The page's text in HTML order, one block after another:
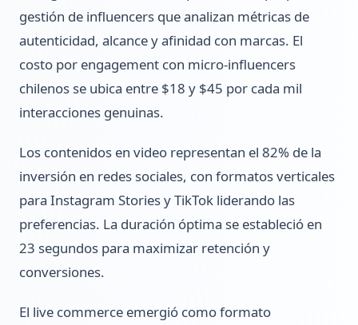
gestión de influencers que analizan métricas de
autenticidad, alcance y afinidad con marcas. El
costo por engagement con micro-influencers
chilenos se ubica entre $18 y $45 por cada mil
interacciones genuinas.
Los contenidos en video representan el 82% de la
inversión en redes sociales, con formatos verticales
para Instagram Stories y TikTok liderando las
preferencias. La duración óptima se estableció en
23 segundos para maximizar retención y
conversiones.
El live commerce emergió como formato